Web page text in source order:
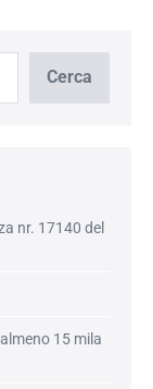
Cerca
nr. 17140 del
15 mila